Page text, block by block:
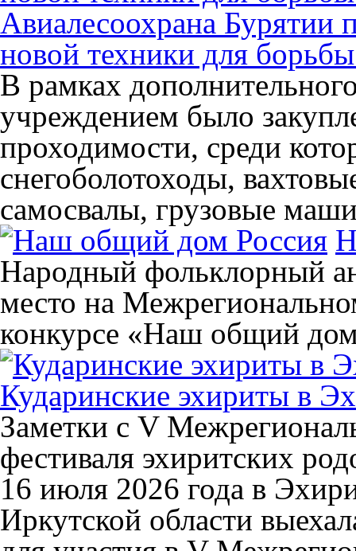
Авиалесоохрана
новой техники для
В рамках
учреждением было
проходимости, среди
снегоболотоходы,
самосвалы, грузовые
Народный фольклорный
место на
конкурсе «Наш общий
Кударинские эхириты в
Заметки с V
фестиваля эхиритских
16 июля 2026 года в
Иркутской области